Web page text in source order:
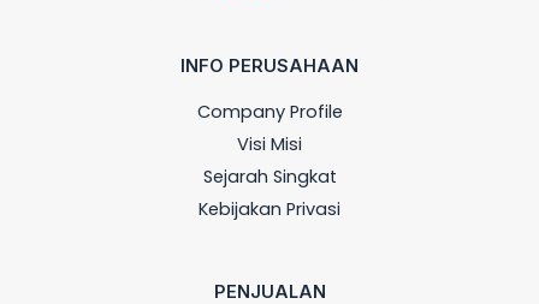
INFO PERUSAHAAN
Company Profile
Visi Misi
Sejarah Singkat
Kebijakan Privasi
PENJUALAN